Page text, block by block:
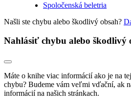
Spoločenská beletria
Našli ste chybu alebo škodlivý obsah?
Nahlásiť chybu alebo škodlivý
Máte o knihe viac informácií ako je na
chybu? Budeme vám veľmi vďační, ak
informácií na našich stránkach.